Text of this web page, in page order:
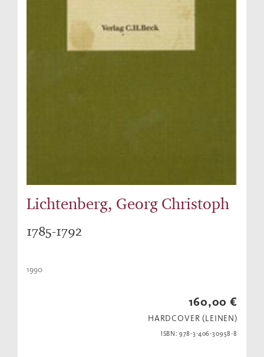
Lichtenberg, Georg Christoph
1785-1792
1990
160,00 €
HARDCOVER (LEINEN)
ISBN: 978-3-406-30958-8